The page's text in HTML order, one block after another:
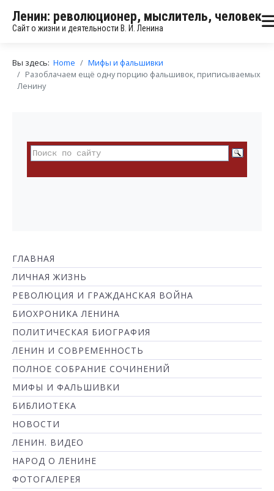
Ленин: революционер, мыслитель, человек
Сайт о жизни и деятельности В. И. Ленина
Вы здесь: Home
Мифы и фальшивки
Разоблачаем ещё одну порцию фальшивок, приписываемых
Ленину
ГЛАВНАЯ
ЛИЧНАЯ ЖИЗНЬ
РЕВОЛЮЦИЯ И ГРАЖДАНСКАЯ ВОЙНА
БИОХРОНИКА ЛЕНИНА
ПОЛИТИЧЕСКАЯ БИОГРАФИЯ
ЛЕНИН И СОВРЕМЕННОСТЬ
ПОЛНОЕ СОБРАНИЕ СОЧИНЕНИЙ
МИФЫ И ФАЛЬШИВКИ
БИБЛИОТЕКА
НОВОСТИ
ЛЕНИН. ВИДЕО
НАРОД О ЛЕНИНЕ
ФОТОГАЛЕРЕЯ